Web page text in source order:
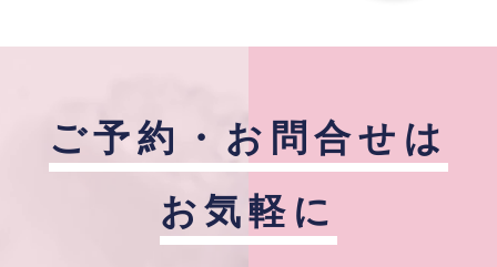
ご予約・お問合せは
お気軽に